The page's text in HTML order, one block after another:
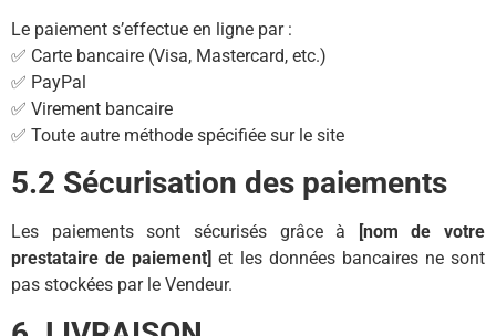
Le paiement s’effectue en ligne par :
✅ Carte bancaire (Visa, Mastercard, etc.)
✅ PayPal
✅ Virement bancaire
✅ Toute autre méthode spécifiée sur le site
5.2 Sécurisation des paiements
Les paiements sont sécurisés grâce à
[nom de votre
prestataire de paiement] et les données bancaires ne sont
pas stockées par le Vendeur.